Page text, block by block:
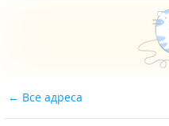
Все адреса